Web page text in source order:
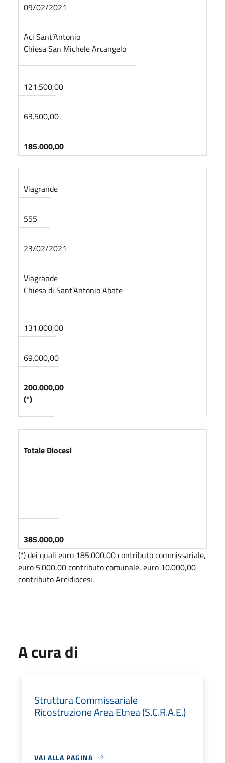
09/02/2021
Aci Sant’Antonio
Chiesa San Michele Arcangelo
121.500,00
63.500,00
185.000,00
Viagrande
555
23/02/2021
Viagrande
Chiesa di Sant’Antonio Abate
131.000,00
69.000,00
200.000,00
(*)
Totale Diocesi
385.000,00
(*) dei quali euro 185.000,00 contributo commissariale,
euro 5.000,00 contributo comunale, euro 10.000,00
contributo Arcidiocesi.
A cura di
Struttura Commissariale
Ricostruzione Area Etnea (S.C.R.A.E.)
VAI ALLA PAGINA